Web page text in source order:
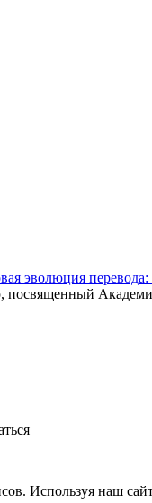
эволюция перевода:
посвященный
Используя наш